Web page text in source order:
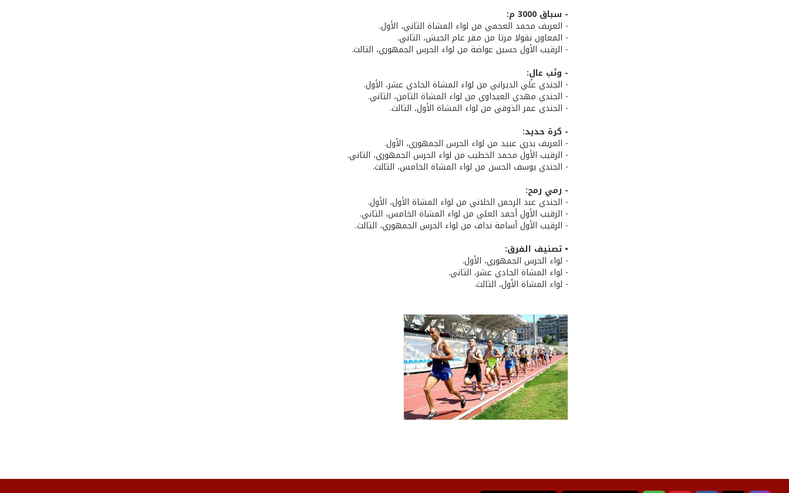
- سباق 3000 م:
- العريف محمد العجمي من لواء المشاة الثاني، الأول.
- المعاون نقولا مرتا من مقر عام الجيش، الثاني.
- الرقيب الأول حسين عواضة من لواء الحرس الجمهوري، الثالث.
- وثب عالٍ:
- الجندي علي الديراني من لواء المشاة الحادي عشر، الأول.
- الجندي مهدي العيداوي من لواء المشاة الثامن، الثاني.
- الجندي عمر الذوقي من لواء المشاة الأول، الثالث.
- كرة حديد:
- العريف بدري عبيد من لواء الحرس الجمهوري، الأول.
- الرقيب الأول محمد الخطيب من لواء الحرس الجمهوري، الثاني.
- الجندي يوسف الحسن من لواء المشاة الخامس، الثالث.
- رمي رمح:
- الجندي عبد الرحمن الحلاني من لواء المشاة الأول، الأول.
- الرقيب الأول أحمد العلي من لواء المشاة الخامس، الثاني.
- الرقيب الأول أسامة نداف من لواء الحرس الجمهوري، الثالث.
• تصنيف الفرق:
- لواء الحرس الجمهوري، الأول.
- لواء المشاة الحادي عشر، الثاني.
- لواء المشاة الأول، الثالث.